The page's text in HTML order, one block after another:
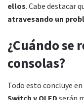
ellos. Cabe destacar
atravesando un
¿Cuándo se
consolas?
Todo esto concluye
Switch y OLED serán